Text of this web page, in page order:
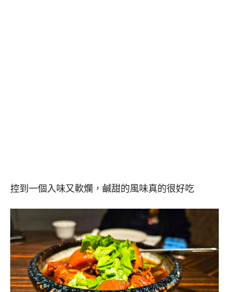
控到一個入味又軟爛，鹹甜的風味真的很好吃